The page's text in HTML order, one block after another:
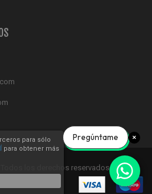
Todos los derechos reservados
para sólo
para obtener más
Pregúntame